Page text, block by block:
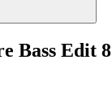
Bass Edit 8